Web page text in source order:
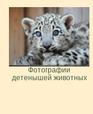
Фотографии
детенышей животных